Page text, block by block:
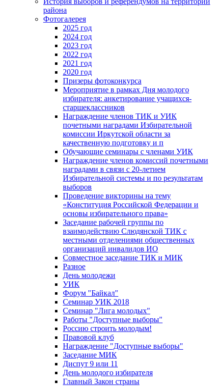
района
Фотогалерея
2025 год
2024 год
2023 год
2022 год
2021 год
2020 год
Призеры фотоконкурса
Мероприятие в рамках Дня молодого
избирателя: анкетирование учащихся-
старшеклассников
Награждение членов ТИК и УИК
почетными наградами Избирательной
комиссии Иркутской области за
качественную подготовку и п
Обучающие семинары с членами УИК
Награждение членов комиссий почетными
наградами в связи с 20-летием
Избирательной системы и по результатам
выборов
Проведение викторины на тему
«Конституция Российской Федерации и
основы избирательного права»
Заседание рабочей группы по
взаимодействию Слюдянской ТИК с
местными отделениями общественных
организаций инвалидов ИО
Совместное заседание ТИК и МИК
Разное
День молодежи
УИК
Форум "Байкал"
Семинар УИК 2018
Семинар "Лига молодых"
Работы "Доступные выборы"
Россию строить молодым!
Правовой клуб
Награждение "Доступные выборы"
Заседание МИК
Диспут 9 или 11
День молодого избирателя
Главный Закон страны